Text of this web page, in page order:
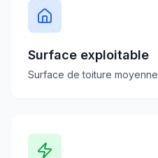
Surface exploitable
Surface de toiture moyenne